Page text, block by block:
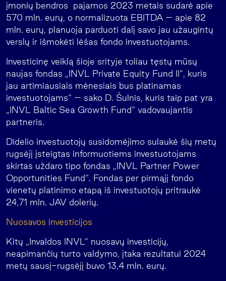
įmonių bendros pajamos 2023 metais sudarė apie
570 mln. eurų, o normalizuota EBITDA – apie 82
mln. eurų, planuoja parduoti dalį savo jau užaugintų
verslų ir išmokėti lėšas fondo investuotojams.
Investicinę veiklą šioje srityje toliau tęstų mūsų
naujas fondas „INVL Private Equity Fund II“, kuris
jau artimiausiais mėnesiais bus platinamas
investuotojams“ – sako D. Šulnis, kuris taip pat yra
„INVL Baltic Sea Growth Fund“ vadovaujantis
partneris.
Didelio investuotojų susidomėjimo sulaukė šių metų
rugsėjį įsteigtas informuotiems investuotojams
skirtas uždaro tipo fondas „INVL Partner Power
Opportunities Fund“. Fondas per pirmąjį fondo
vienetų platinimo etapą iš investuotojų pritraukė
24,71 mln. JAV dolerių.
Nuosavos investicijos
Kitų „Invaldos INVL” nuosavų investicijų,
neapimančių turto valdymo, įtaka rezultatui 2024
metų sausį-rugsėjį buvo 13,4 mln. eurų.